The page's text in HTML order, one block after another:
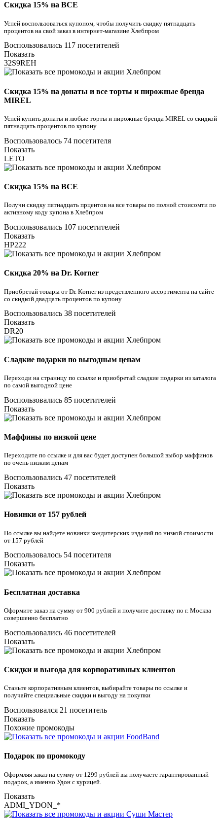
Скидка 15% на ВСЕ
Успей воспользоваться купоном, чтобы получить скидку пятнадцать
процентов на свой заказ в интернет-магазине Хлебпром
Воспользовались 117 посетителей
Показать
32S9REH
Скидка 15% на донаты и все торты и пирожные бренда
MIREL
Успей купить донаты и любые торты и пирожные бренда MIREL со скидкой
пятнадцать процентов по купону
Воспользовалось 74 посетителя
Показать
LETO
Скидка 15% на ВСЕ
Получи скидку пятнадцать прцентов на все товары по полной стоисомти по
активному коду купона в Хлебпром
Воспользовались 107 посетителей
Показать
HP222
Скидка 20% на Dr. Korner
Приобретай товары от Dr. Korner из предствленного ассортимента на сайте
со скидкой двадцать процентов по купону
Воспользовались 38 посетителей
Показать
DR20
Сладкие подарки по выгодным ценам
Переходи на страницу по ссылке и приобретай сладкие подарки из каталога
по самой выгодной цене
Воспользовались 85 посетителей
Показать
Маффины по низкой цене
Переходите по ссылке и для вас будет доступен большой выбор маффинов
по очень низким ценам
Воспользовались 47 посетителей
Показать
Новинки от 157 рублей
По ссылке вы найдете новинки кондитерских изделий по низкой стоимости
от 157 рублей
Воспользовалось 54 посетителя
Показать
Бесплатная доставка
Оформите заказ на сумму от 900 рублей и получите доставку по г. Москва
совершенно бесплатно
Воспользовались 46 посетителей
Показать
Скидки и выгода для корпоративных клиентов
Станьте корпоративным клиентов, выбирайте товары по ссылке и
получайте специальные скидки и выгоду на покупки
Воспользовался 21 посетитель
Показать
Похожие промокоды
Подарок по промокоду
Оформляя заказ на сумму от 1299 рублей вы получаете гарантированный
подарок, а именно Удон с курицей.
Показать
ADMI_YDON_*